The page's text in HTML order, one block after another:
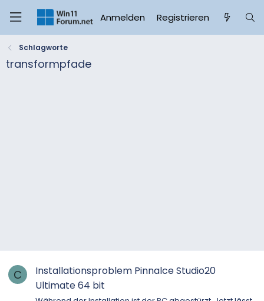
Anmelden Registrieren
Schlagworte
transformpfade
C
Installationsproblem Pinnalce Studio20
Ultimate 64 bit